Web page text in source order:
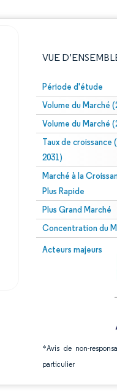
VUE
Période d'étude
Volume du Marché
Volume du Marché
Taux de croissance
2031)
Marché à la
Plus Rapide
Plus Grand Marché
Concentration du
Acteurs majeurs
*Avis de non-
particulier
Image © Mordor
nécessite une attribution sous